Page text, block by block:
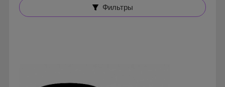
Фильтры